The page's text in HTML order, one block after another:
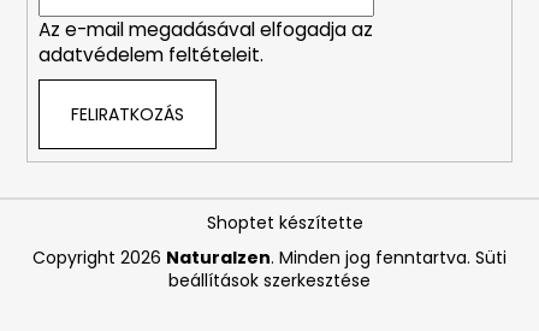
A
á
Az e-mail megadásával elfogadja az
adatvédelem feltételeit.
FELIRATKOZÁS
Shoptet készítette
Copyright 2026 Naturalzen. Minden jog fenntartva. Süti
beállítások szerkesztése